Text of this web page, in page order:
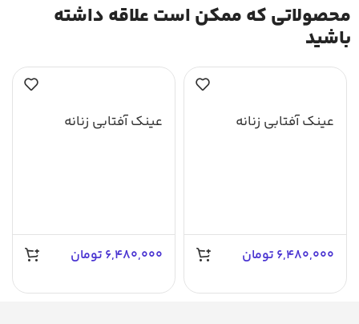
محصولاتی که ممکن است علاقه داشته
باشید
عینک آفتابی زنانه
6,480,000 تومان
عینک آفتابی زنانه
6,480,000 تومان